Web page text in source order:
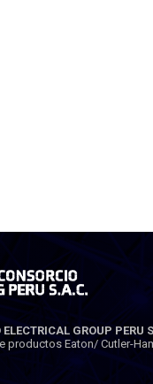
ELECTRICAL GROUP PERU
productos Eaton/ Cutler-